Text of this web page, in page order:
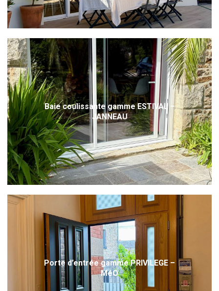
Baie coulissante gamme ESTIVAL –
JANNEAU
Porte d’entrée gamme PRIVILEGE –
MéO